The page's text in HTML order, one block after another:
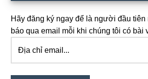
chính
Hãy đăng ký ngay để là người đầu
báo qua email mỗi khi chúng tôi có bài
chỉ